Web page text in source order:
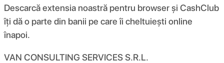
Descarcă extensia noastră pentru browser și CashClub
îți dă o parte din banii pe care îi cheltuiești online
înapoi.
VAN CONSULTING SERVICES S.R.L.